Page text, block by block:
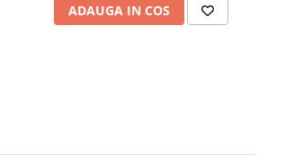
ADAUGA IN COS